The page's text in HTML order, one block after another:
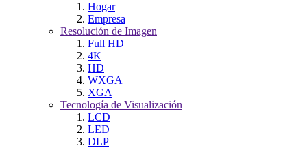
Hogar
Empresa
Resolución de Imagen
Full HD
4K
HD
WXGA
XGA
Tecnología de Visualización
LCD
LED
DLP